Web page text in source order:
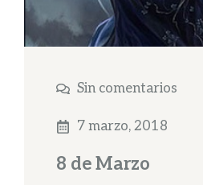
Sin comentarios
7 marzo, 2018
8 de Marzo